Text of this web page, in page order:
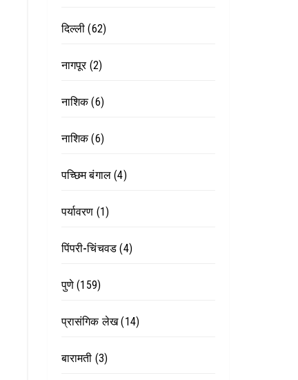
दिल्ली (62)
नागपूर(2)
नाशिक(6)
नाशिक(6)
पच्छिम बंगाल(4)
पर्यावरण (1)
पिंपरी-चिंचवड (4)
पुणे(159)
प्रासंगिक लेख(14)
बारामती (3)